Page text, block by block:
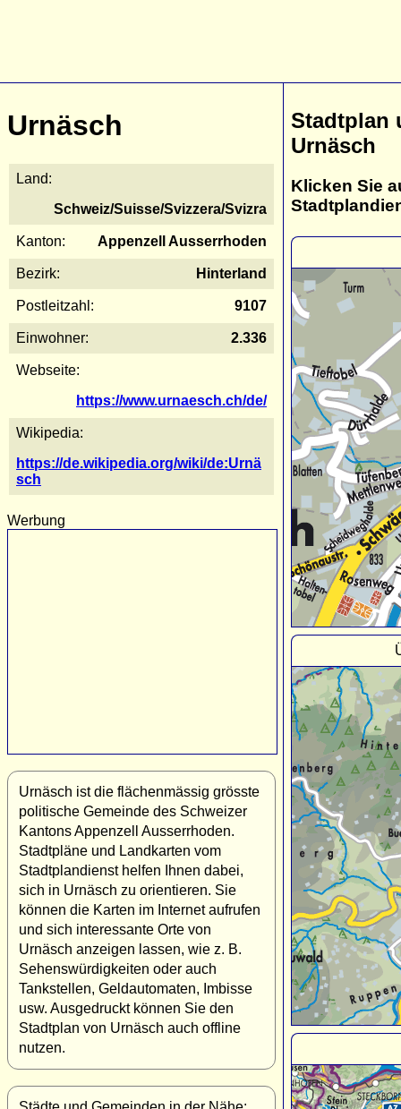
Urnäsch
Land:
Schweiz/Suisse/Svizzera/Svizra
Kanton: Appenzell Ausserrhoden
Bezirk: Hinterland
Postleitzahl: 9107
Einwohner: 2.336
Webseite:
https://www.urnaesch.ch/de/
Wikipedia:
https://de.wikipedia.org/wiki/de:Urnä
sch
Werbung
Urnäsch ist die flächenmässig grösste
politische Gemeinde des Schweizer
Kantons Appenzell Ausserrhoden.
Stadtpläne und Landkarten vom
Stadtplandienst helfen Ihnen dabei,
sich in Urnäsch zu orientieren. Sie
können die Karten im Internet aufrufen
und sich interessante Orte von
Urnäsch anzeigen lassen, wie z. B.
Sehenswürdigkeiten oder auch
Tankstellen, Geldautomaten, Imbisse
usw. Ausgedruckt können Sie den
Stadtplan von Urnäsch auch offline
nutzen.
Stadtplan
Urnäsch
Klicken Sie